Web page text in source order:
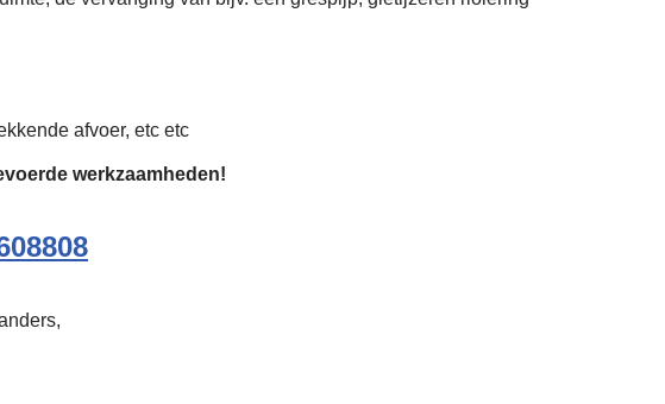
afvoer, etc etc
werkzaamheden!